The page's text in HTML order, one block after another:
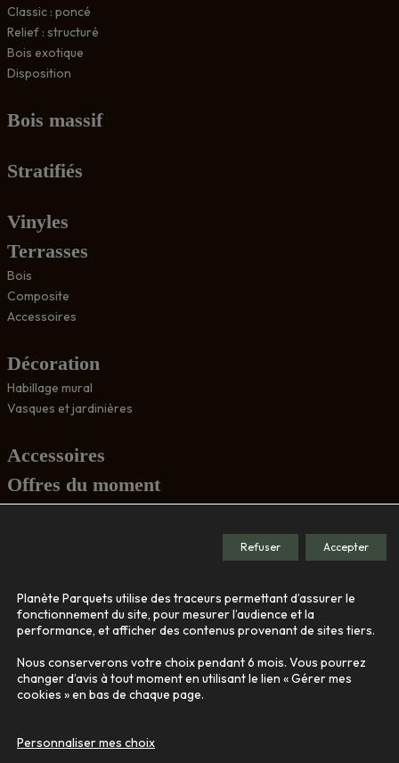
Classic : poncé
Relief : structuré
Bois exotique
Disposition
Bois massif
Stratifiés
Vinyles
Terrasses
Bois
Composite
Accessoires
Décoration
Habillage mural
Vasques et jardinières
Accessoires
Offres du moment
Le showroom
Nos engagements
Contact
Planète Parquets utilise des traceurs permettant d’assurer le
fonctionnement du site, pour mesurer l’audience et la
performance, et afficher des contenus provenant de sites tiers.
Nous conserverons votre choix pendant 6 mois. Vous pourrez
changer d’avis à tout moment en utilisant le lien « Gérer mes
cookies » en bas de chaque page.
Personnaliser mes choix
Accepter
Refuser